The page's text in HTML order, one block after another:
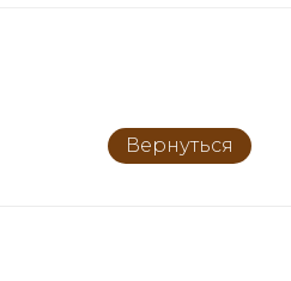
Вернуться